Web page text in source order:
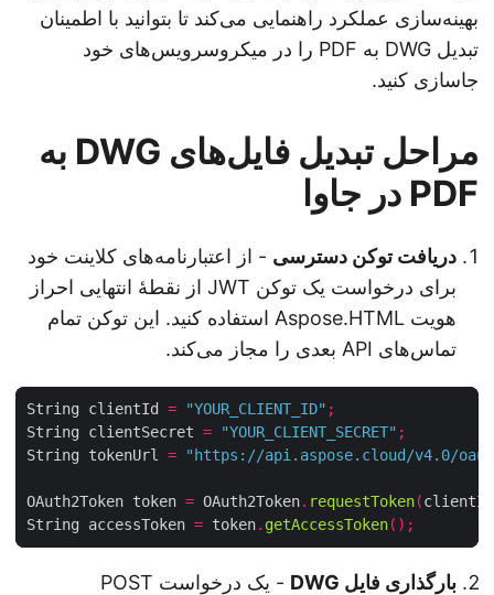
بهینه‌سازی عملکرد راهنمایی می‌کند تا بتوانید با اطمینان
تبدیل DWG به PDF را در میکروسرویس‌های خود
جاسازی کنید.
مراحل تبدیل فایل‌های DWG به
PDF در جاوا
دریافت توکن دسترسی- از اعتبارنامه‌های کلاینت خود
برای درخواست یک توکن JWT از نقطهٔ انتهایی احراز
هویت Aspose.HTML استفاده کنید. این توکن تمام
تماس‌های API بعدی را مجاز می‌کند.
String clientId "YOUR_CLIENT_ID"
String clientSecret
"YOUR_CLIENT_SECRET"
String tokenUrl
"https://api.aspose.cloud/v4.0/
OAuth2Token token = OAuth2Token .requestToken(
String accessToken = token.getAccessToken ();
بارگذاری فایل DWG
- یک درخواست POST